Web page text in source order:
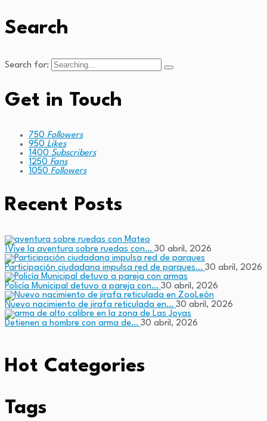
Search
Search for:
Get in Touch
750 Followers
950 Likes
1400 Subscribers
1250 Fans
1050 Followers
Recent Posts
¡Vive la aventura sobre ruedas con… 30 abril, 2026
Participación ciudadana impulsa red de parques… 30 abril, 2026
Policía Municipal detuvo a pareja con… 30 abril, 2026
Nuevo nacimiento de jirafa reticulada en… 30 abril, 2026
Detienen a hombre con arma de… 30 abril, 2026
Hot Categories
Tags